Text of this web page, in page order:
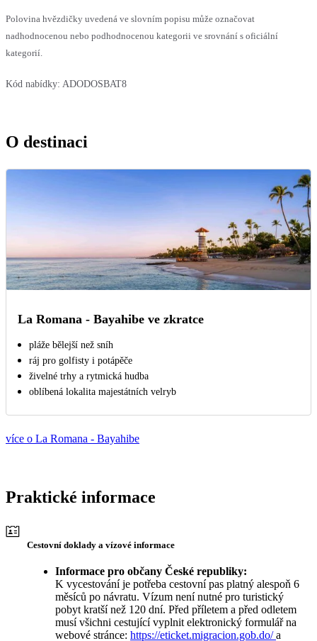
Polovina hvězdičky uvedená ve slovním popisu může označovat
nadhodnocenou nebo podhodnocenou kategorii ve srovnání s oficiální
kategorií.
Kód nabídky: ADODOSBAT8
O destinaci
La Romana - Bayahibe ve zkratce
pláže bělejší než sníh
ráj pro golfisty i potápěče
živelné trhy a rytmická hudba
oblíbená lokalita majestátních velryb
více o La Romana - Bayahibe
Praktické informace
Cestovní doklady a vízové informace
Informace pro občany České republiky:
K vycestování je potřeba cestovní pas platný alespoň 6
měsíců po návratu. Vízum není nutné pro turistický
pobyt kratší než 120 dní. Před příletem a před odletem
musí všichni cestující vyplnit elektronický formulář na
webové stránce: https://eticket.migracion.gob.do/a